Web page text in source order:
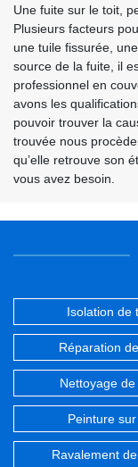
Une fuite sur le toit,
Plusieurs facteurs
une tuile fissurée,
source de la fuite, il
professionnel en
avons les
pouvoir trouver la
trouvée nous
qu’elle retrouve son
vous avez besoin.
Isolation de
Réparation
Nettoyage
Peinture
Ravalement